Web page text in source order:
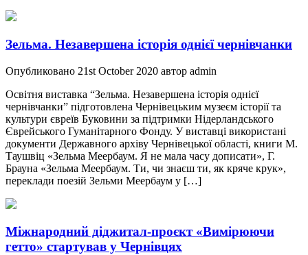
Зельма. Незавершена історія однієї чернівчанки
Опубликовано 21st October 2020 автор admin
Освітня виставка “Зельма. Незавершена історія однієї
чернівчанки” підготовлена Чернівецьким музеєм історії та
культури євреїв Буковини за підтримки Нідерландського
Єврейського Гуманітарного Фонду. У виставці використані
документи Державного архіву Чернівецької області, книги М.
Таушвіц «Зельма Меербаум. Я не мала часу дописати», Г.
Брауна «Зельма Меербаум. Ти, чи знаєш ти, як кряче крук»,
переклади поезій Зельми Меербаум у […]
Міжнародний діджитал-проєкт «Вимірюючи
гетто» стартував у Чернівцях